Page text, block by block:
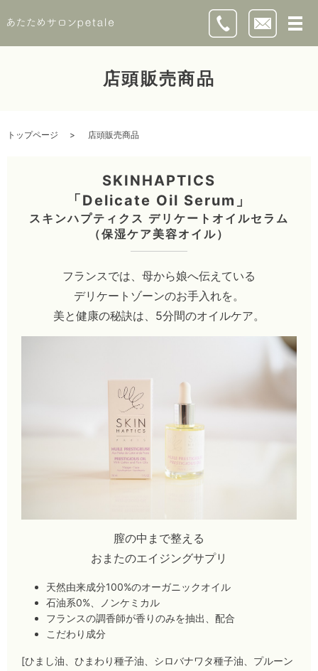
店頭販売商品
トップページ 店頭販売商品
SKINHAPTICS
「Delicate Oil Serum」
スキンハプティクス デリケートオイルセラム
（保湿ケア美容オイル）
フランスでは、母から娘へ伝えている
デリケートゾーンのお手入れを。
美と健康の秘訣は、5分間のオイルケア。
膣の中まで整える
おまたのエイジングサプリ
天然由来成分100%のオーガニックオイル
石油系0%、ノンケミカル
フランスの調香師が香りのみを抽出、配合
こだわり成分
[ひまし油、ひまわり種子油、シロバナワタ種子油、プルーン